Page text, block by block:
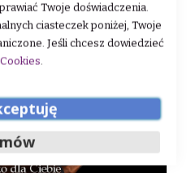
Twoje doświadczenia.
ciasteczek poniżej, Twoje
Jeśli chcesz dowiedzieć
.